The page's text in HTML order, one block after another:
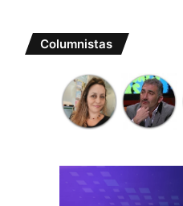
Columnistas